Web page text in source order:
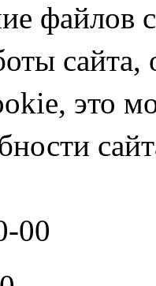
файлов
сайта,
это
00